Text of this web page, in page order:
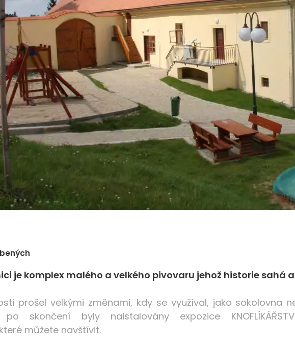
je komplex malého a velkého pivovaru jehož historie sahá
prošel velkými změnami, kdy se využíval, jako sokolovna
po skončení byly naistalovány expozice
které můžete navštívit.